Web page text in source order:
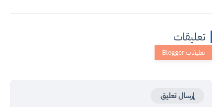
تعليقات
إرسال تعليق